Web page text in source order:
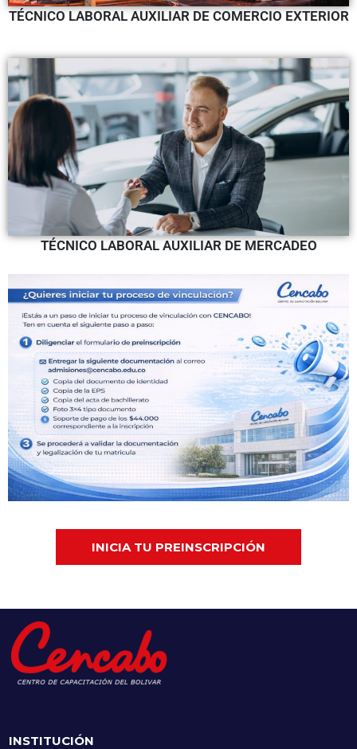
TÉCNICO LABORAL AUXILIAR DE COMERCIO EXTERIOR
TÉCNICO LABORAL AUXILIAR DE MERCADEO
INICIA TU PREINSCRIPCIÓN
INSTITUCIÓN